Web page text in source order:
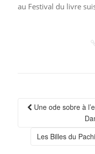
au Festival du livre
Navigation
Une ode sobre à
Les Billes du